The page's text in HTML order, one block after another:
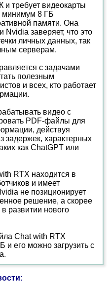
и требует видеокарты
минимум 8 ГБ
памяти. Она
Nvidia заверяет, что это
личных данных, так
серверам.
с задачами
полезным
и всех, кто работает
видео с
PDF-файлы для
действуя
задержек, характерных
как ChatGPT или
RTX находится в
и имеет
не позиционирует
решение, а скорее
развитии нового
Chat with RTX
и его можно загрузить с